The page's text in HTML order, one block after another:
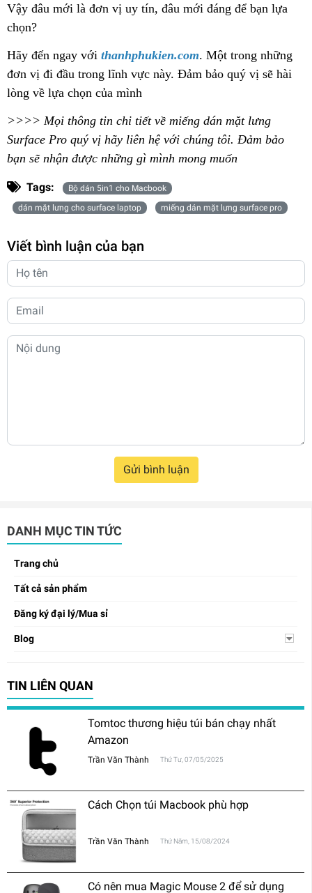
DANH MỤC TIN TỨC
Trang chủ
Tất cả sản phẩm
Đăng ký đại lý/Mua sỉ
Blog
TIN LIÊN QUAN
Tomtoc thương hiệu túi bán chạy nhất
Amazon
Trần Văn Thành Thứ Tư, 07/05/2025
Cách Chọn túi Macbook phù hợp
Trần Văn Thành Thứ Năm, 15/08/2024
Có nên mua Magic Mouse 2 để sử dụng
Vậy đâu mới là đơn vị uy tín, đâu mới đáng để bạn lựa
chọn?
Hãy đến ngay với thanhphukien.com. Một trong những
đơn vị đi đầu trong lĩnh vực này. Đảm bảo quý vị sẽ hài
lòng về lựa chọn của mình
>>>> Mọi thông tin chi tiết về miếng dán mặt lưng
Surface Pro quý vị hãy liên hệ với chúng tôi. Đảm bảo
bạn sẽ nhận được những gì mình mong muốn
Tags:
Bộ dán 5in1 cho Macbook
dán mặt lưng cho surface laptop
miếng dán mặt lưng surface pro
Viết bình luận của bạn
Gửi bình luận